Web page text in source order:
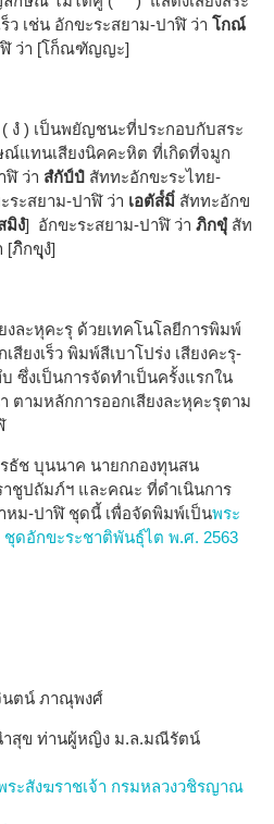
ว เช่น อักขะระสยาม-ปาฬิ ว่า โกณ์
ฬิ ว่า [โก็ณฑัญญะ]
( งํ ) เป็นพยัญชนะที่ประกอบกับสระ
แทนเสียงนิคคะหิต ที่เกิดที่จมูก
ฬิ ว่า สํกัป์ปํ สัททะอักขะระไทย-
ระสยาม-ปาฬิ ว่า เอตัส๎มิ สัททะอักข
มิงํ] อักขะระสยาม-ปาฬิ ว่า ภิกขุํ สัท
[ภกขงํ]
ละหุคะรุ ด้วยเทคโนโลยีการพิมพ์
สียงเร็ว พิมพ์สีเบาโปร่ง เสียงคะรุ-
ซึ่งเป็นการจัดทำเป็นครั้งแรกใน
ตามหลักการออกเสียงละหุคะรุตาม
ธัช บุนนาค นายกกองทุนสน
ชูปถัมภ์ฯ และคณะ ที่ดำเนินการ
ม-ปาฬิ ชุดนี้ เพื่อจัดพิมพ์เป็นพระ
ดอักขะระชาติพันธุ์ไต พ.ศ. 2563
นตน์ ภาณุพงศ์
สุข ท่านผู้หญิง ม.ล.มณีรัตน์
ะสังฆราชเจ้า กรมหลวงวชิรญาณ